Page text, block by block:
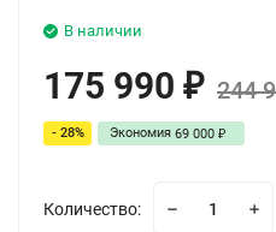
В наличии
175 990 ₽ 244
- 28% Экономия 69 000 ₽
Количество: